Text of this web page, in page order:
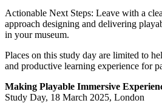
Actionable Next Steps: Leave with a
approach designing and delivering
in your museum.
Places on this study day are limited to
and productive learning experience for
Making Playable Immersive
Study Day, 18 March 2025, London